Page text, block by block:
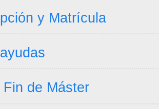
y Matrícula
de Máster